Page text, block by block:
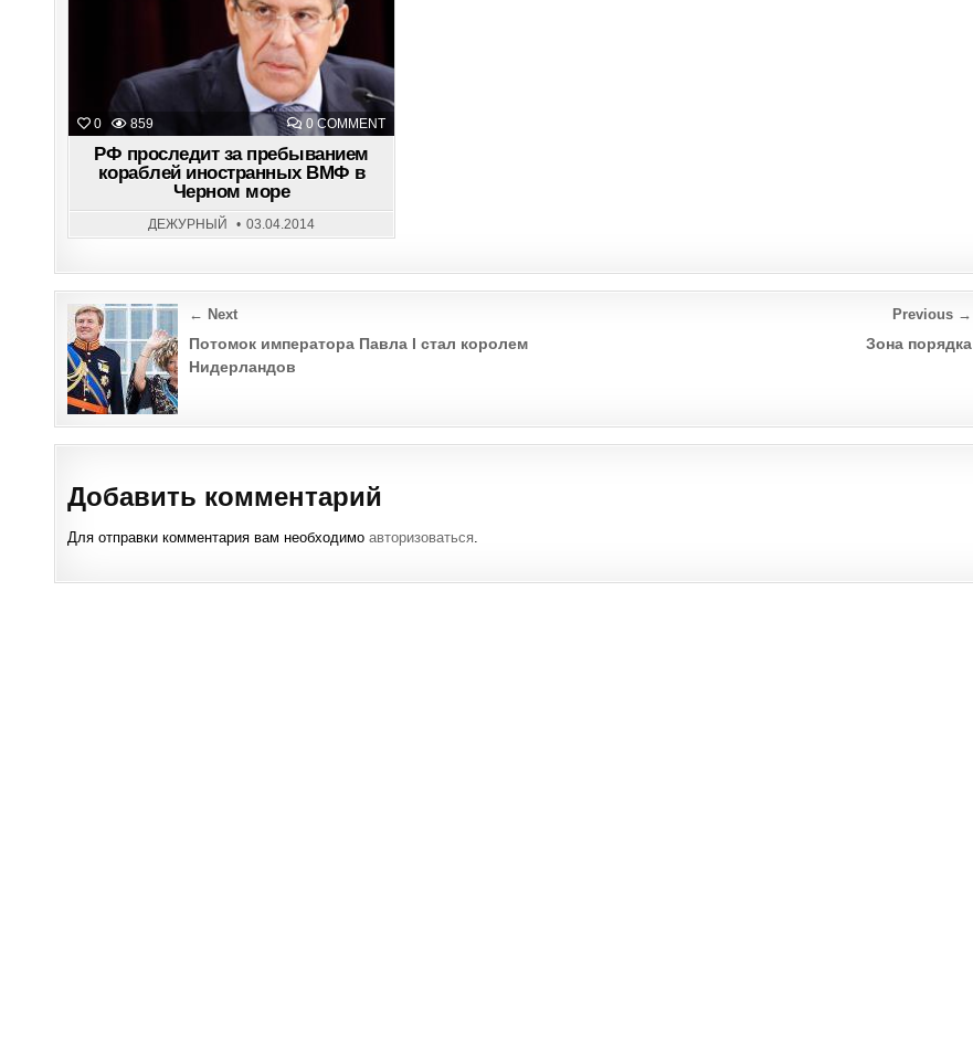
0 859 0 COMMENTON
РФ
ВМФ
ЧЕРНОМ
РФ проследит за пребыванием
кораблей иностранных ВМФ в
Черном море
ДЕЖУРНЫЙ 03.04.2014
Post
navigation
Previous →
Зона порядка
← Next
Потомок императора Павла I стал королем
Нидерландов
Добавить комментарий
Для отправки комментария вам необходимоавторизоваться